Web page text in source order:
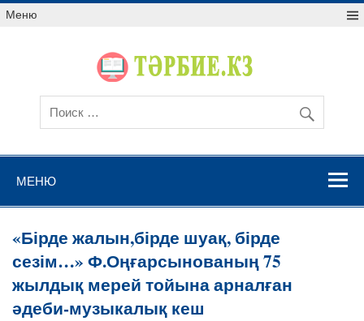
Меню
МЕНЮ
«Бірде жалын,бірде шуақ, бірде
сезім…» Ф.Оңғарсынованың 75
жылдық мерей тойына арналған
әдеби-музыкалық кеш